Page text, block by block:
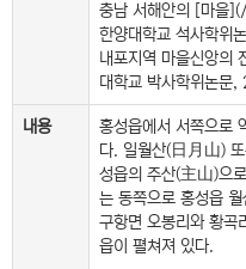
충남 서해안의 [마을
한양대학교 석사학위
내포지역 마을신앙
대학교 박사학위논문
내용
홍성읍에서 서쪽으로
다. 일월산(日月山)
성읍의 주산(主山)으
는 동쪽으로 홍성읍
구항면 오봉리와 황곡
읍이 펼쳐져 있다.